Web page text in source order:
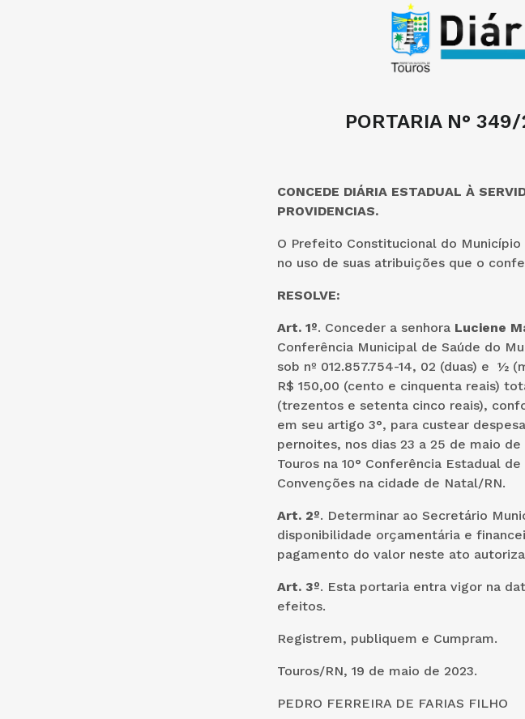
PORTARIA N°
CONCEDE DIÁRIA ESTADUAL À
PROVIDENCIAS.
O Prefeito Constitucional do
no uso de suas atribuições que o
RESOLVE:
Art. 1º. Conceder a senhoraLuciene
Conferência Municipal de Saúde do
sob nº 012.857.754-14, 02 (duas) e ½
R$ 150,00 (cento e cinquenta reais)
(trezentos e setenta cinco reais),
em seu artigo 3°, para custear
pernoites, nos dias 23 a 25 de maio
Touros na 10° Conferência Estadual
Convenções na cidade de Natal/RN.
Art. 2º. Determinar ao Secretário
disponibilidade orçamentária e
pagamento do valor neste ato
Art. 3º. Esta portaria entra vigor na
efeitos.
Registrem, publiquem e Cumpram.
Touros/RN, 19 de maio de 2023.
PEDRO FERREIRA DE FARIAS FILHO